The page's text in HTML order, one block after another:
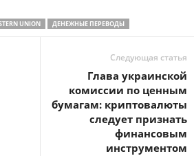
UNION ДЕНЕЖНЫЕ ПЕРЕВОДЫ
Следующая статья
Глава украинской
комиссии по ценным
бумагам: криптовалюты
следует признать
финансовым
инструментом